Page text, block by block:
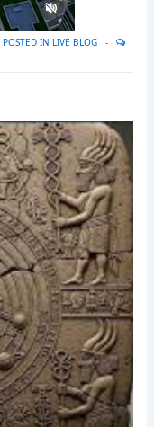
POSTED IN LIVE BLOG